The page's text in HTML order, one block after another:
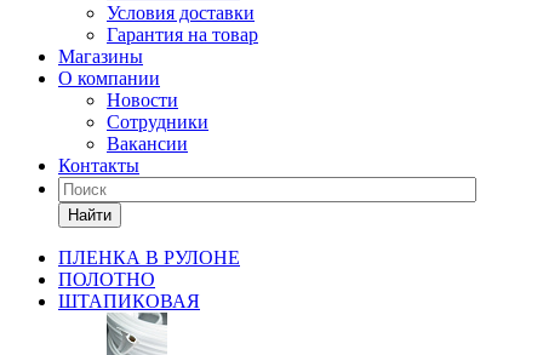
Условия доставки
Гарантия на товар
Магазины
О компании
Новости
Сотрудники
Вакансии
Контакты
Найти
ПЛЕНКА В РУЛОНЕ
ПОЛОТНО
ШТАПИКОВАЯ